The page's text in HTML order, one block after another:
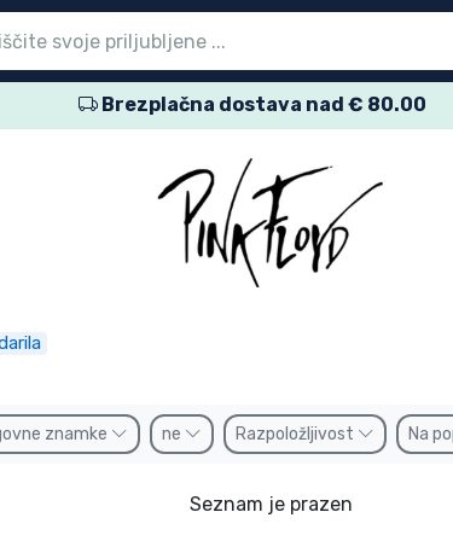
Brezplačna dostava nad € 80.00
znamke ne Razpoložljivost Na
Seznam je prazen
meni
meni
meni
meni
meni
meni
meni
meni
meni